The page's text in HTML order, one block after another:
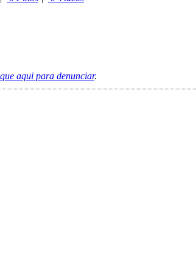
aqui para denunciar.